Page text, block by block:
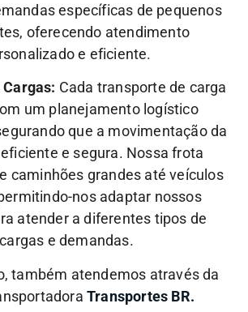
específicas de pequenos
oferecendo atendimento
e eficiente.
Cada transporte de carga
um planejamento logístico
que a movimentação da
e segura. Nossa frota
caminhões grandes até veículos
nos adaptar nossos
atender a diferentes tipos de
cargas e demandas.
também atendemos através da
Transportes BR.